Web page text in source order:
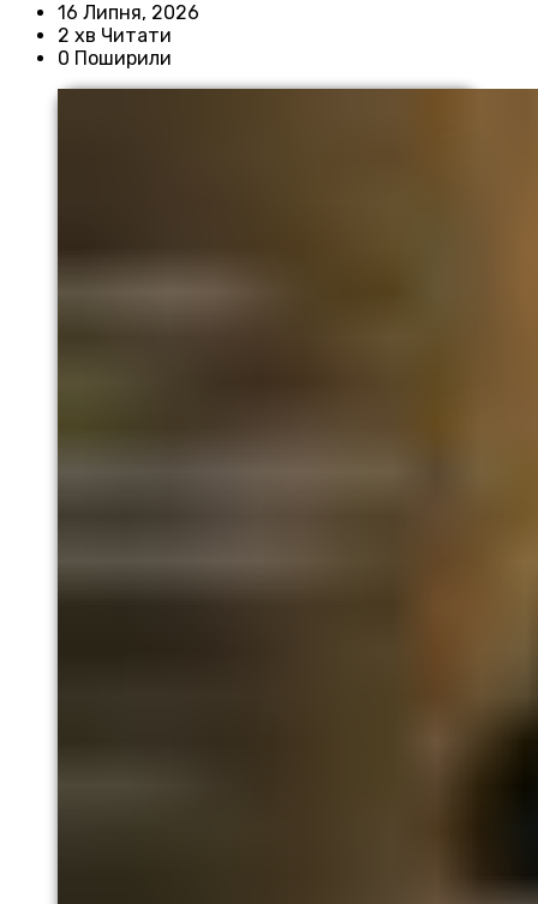
16 Липня, 2026
2 хв Читати
0 Поширили